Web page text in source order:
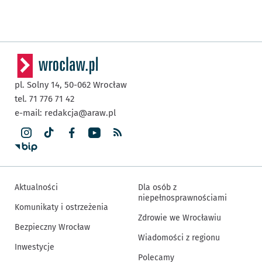
pl. Solny 14, 50-062 Wrocław
tel. 71 776 71 42
e-mail: redakcja@araw.pl
Aktualności
Komunikaty i ostrzeżenia
Bezpieczny Wrocław
Inwestycje
Dla osób z
niepełnosprawnościami
Zdrowie we Wrocławiu
Wiadomości z regionu
Polecamy